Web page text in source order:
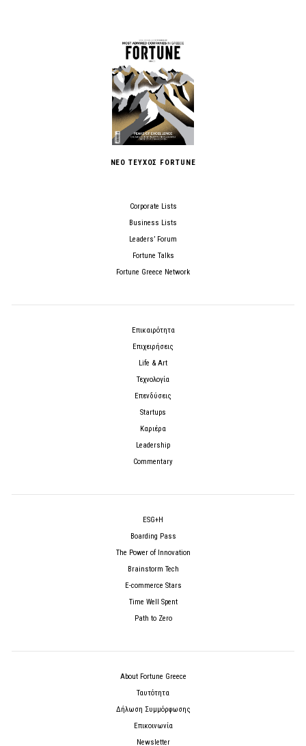
ΝΕΟ ΤΕΥΧΟΣ FORTUNE
Corporate Lists
Business Lists
Leaders’ Forum
Fortune Talks
Fortune Greece Network
Επικαιρότητα
Επιχειρήσεις
Life & Art
Τεχνολογία
Επενδύσεις
Startups
Καριέρα
Leadership
Commentary
ESG+H
Boarding Pass
The Power of Innovation
Brainstorm Tech
E-commerce Stars
Time Well Spent
Path to Zero
About Fortune Greece
Ταυτότητα
Δήλωση Συμμόρφωσης
Επικοινωνία
Newsletter